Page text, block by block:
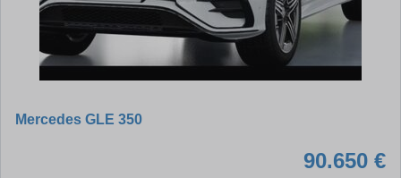
Mercedes GLE 350
90.650 €